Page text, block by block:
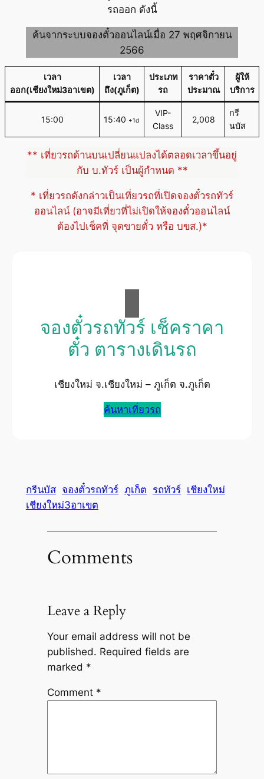
รถออก ดังนี้
ค้นจากระบบจองตั๋วออนไลน์เมื่อ 27 พฤศจิกายน
2566
เวลา
ออก(เชียงใหม่3อาเขต)
เวลา
ถึง(ภูเก็ต)
ประเภท
รถ
ราคาตั๋ว
ประมาณ
ผู้ให้
บริการ
15:00 15:40 +1d
VIP-
Class
2,008
กรี
นบัส
** เที่ยวรถด้านบนเปลี่ยนแปลงได้ตลอดเวลาขึ้นอยู่
กับ บ.ทัวร์ เป็นผู้กำหนด **
* เที่ยวรถดังกล่าวเป็นเที่ยวรถที่เปิดจองตั๋วรถทัวร์
ออนไลน์ (อาจมีเที่ยวที่ไม่เปิดให้จองตั๋วออนไลน์
ต้องไปเช็คที่ จุดขายตั๋ว หรือ บขส.)*
จองตั๋วรถทัวร์ เช็คราคา
ตั๋ว ตารางเดินรถ
เชียงใหม่ จ.เชียงใหม่ – ภูเก็ต จ.ภูเก็ต
ค้นหาเที่ยวรถ
กรีนบัส จองตั๋วรถทัวร์ ภูเก็ต รถทัวร์ เชียงใหม่
เชียงใหม่3อาเขต
Comments
Leave a Reply
Your email address will not be
published. Required fields are
marked *
Comment *